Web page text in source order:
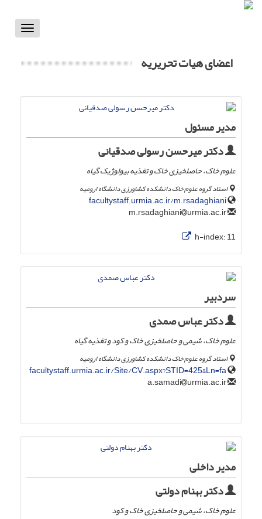
Toggle
اعضای هیات تحریریه
مدیر مسئول
دکتر میرحسن رسولی ‌صدقیانی
علوم خاک، حاصلخیزی خاک و تغذیه بیولوژیک گیاه
استاد گروه علوم خاک دانشکده کشاورزی دانشگاه ارومیه
facultystaff.urmia.ac.ir/m.rsadaghiani
urmia.ac.ir
h-index:11
سردبیر
دکتر عباس صمدی
علوم خاک، شیمی و حاصلخیزی خاک و کود و تغذیه گیاه
استاد گروه علوم خاک دانشکده کشاورزی دانشگاه ارومیه
facultystaff.urmia.ac.ir/Site/CV.aspx?STID=425&Ln=fa
urmia.ac.ir
مدیر داخلی
دکتر بهنام دولتی
علوم خاک، شیمی و حاصلخیزی خاک و کود